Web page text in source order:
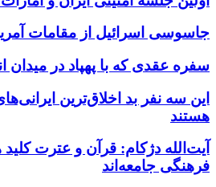
جاسوسی اسرائیل از مقامات
سفره عقدی که با پهپاد در میدان
هستند
آیت‌الله دژکام: قرآن و عترت
فرهنگی جامعه‌اند